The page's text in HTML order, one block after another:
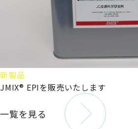
新製品
JMIX® EPIを販売いたします
一覧を見る